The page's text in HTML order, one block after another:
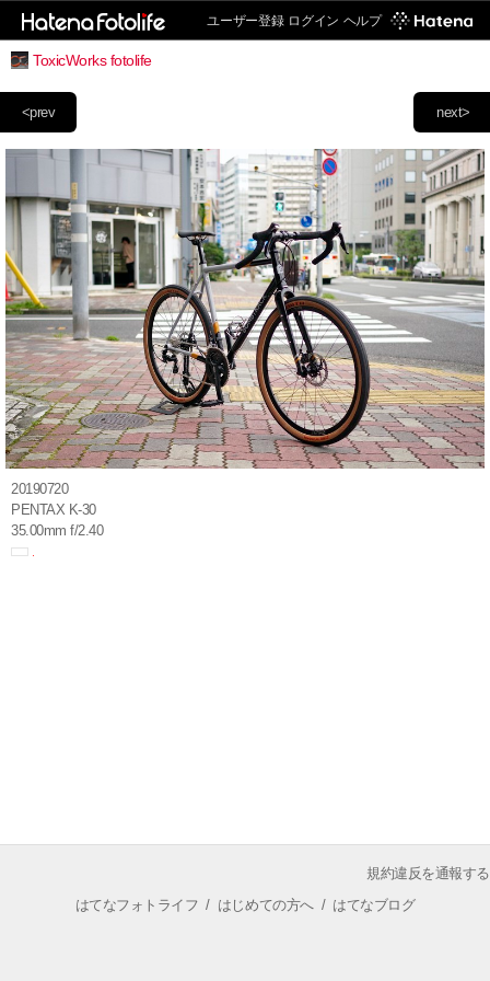
ユーザー登録 ログイン ヘルプ
ToxicWorks fotolife
next>
<prev
20190720
PENTAX K-30
35.00mm f/2.40
規約違反を通報する
はてなフォトライフ / はじめての方へ/ はてなブログ